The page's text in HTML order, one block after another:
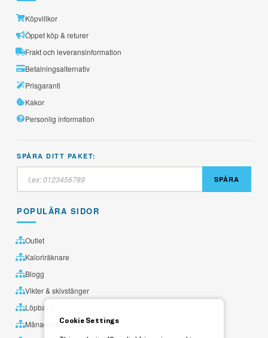
Köpvillkor
Öppet köp & returer
Frakt och leveransinformation
Betalningsalternativ
Prisgaranti
Kakor
Personlig information
SPÅRA DITT PAKET:
SPÅRA
POPULÄRA SIDOR
Outlet
Kaloriräknare
Blogg
Vikter & skivstänger
Löpband
Månadens utvaldaCookie Settings